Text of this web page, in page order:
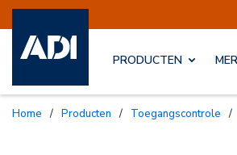
PRODUCTEN
Home / Producten / Toegangscontrole /